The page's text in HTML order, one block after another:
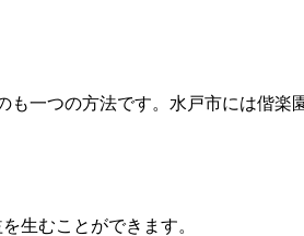
も一つの方法です。水戸市には偕
生むことができます。